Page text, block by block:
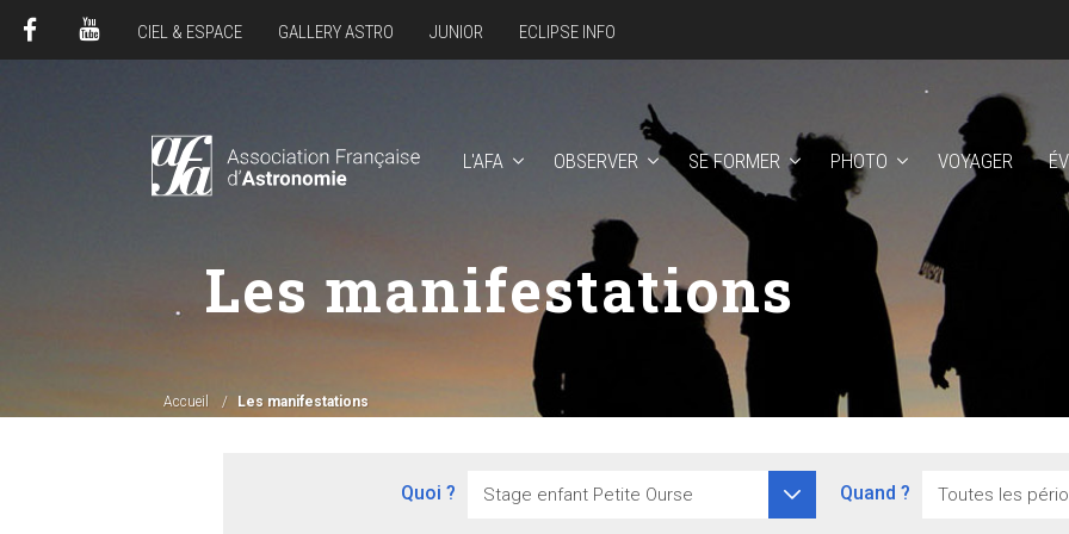
L'AFA OBSERVER SE FORMER PHOTO VOYAGER
CIEL & ESPACE GALLERY ASTRO JUNIOR ECLIPSE INFO
Accueil Les manifestations
Les manifestations
Quoi ? Quand ?